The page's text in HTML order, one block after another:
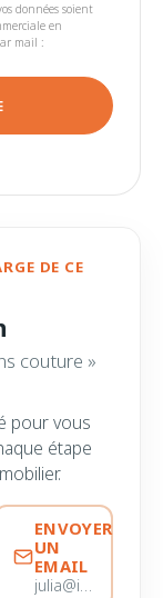
données soient
en
mail :
DE CE
couture »
pour vous
étape
ENVOYER
UN
EMAIL
julia@immobiliere-pujol.fr